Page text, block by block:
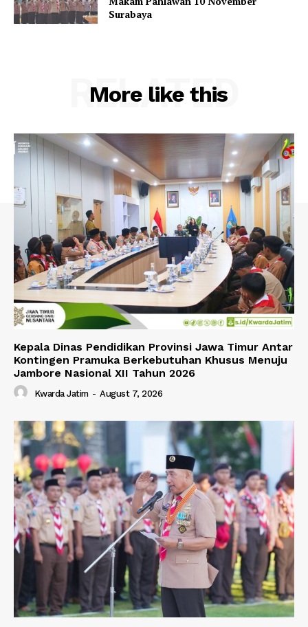
Surabaya
More like this
RELATED
Kepala Dinas Pendidikan Provinsi Jawa Timur Antar
Kontingen Pramuka Berkebutuhan Khusus Menuju
Jambore Nasional XII Tahun 2026
Kwarda Jatim - August 7, 2026